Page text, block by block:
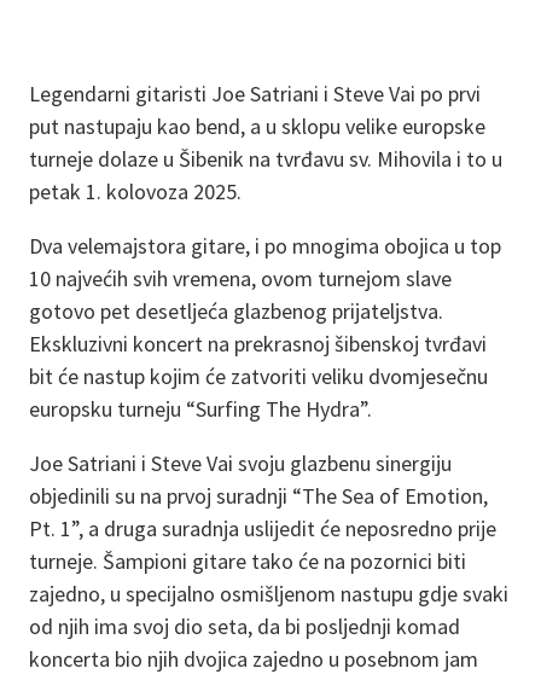
Legendarni gitaristi Joe Satriani i Steve Vai po prvi
put nastupaju kao bend, a u sklopu velike europske
turneje dolaze u Šibenik na tvrđavu sv. Mihovila i to u
petak 1. kolovoza 2025.
Dva velemajstora gitare, i po mnogima obojica u top
10 najvećih svih vremena, ovom turnejom slave
gotovo pet desetljeća glazbenog prijateljstva.
Ekskluzivni koncert na prekrasnoj šibenskoj tvrđavi
bit će nastup kojim će zatvoriti veliku dvomjesečnu
europsku turneju “Surfing The Hydra”.
Joe Satriani i Steve Vai svoju glazbenu sinergiju
objedinili su na prvoj suradnji “The Sea of Emotion,
Pt. 1”, a druga suradnja uslijedit će neposredno prije
turneje. Šampioni gitare tako će na pozornici biti
zajedno, u specijalno osmišljenom nastupu gdje svaki
od njih ima svoj dio seta, da bi posljednji komad
koncerta bio njih dvojica zajedno u posebnom jam